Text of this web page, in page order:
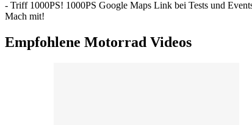
- Triff 1000PS! 1000PS Google Maps Link bei Tests und
Mach mit!
Empfohlene Motorrad Videos